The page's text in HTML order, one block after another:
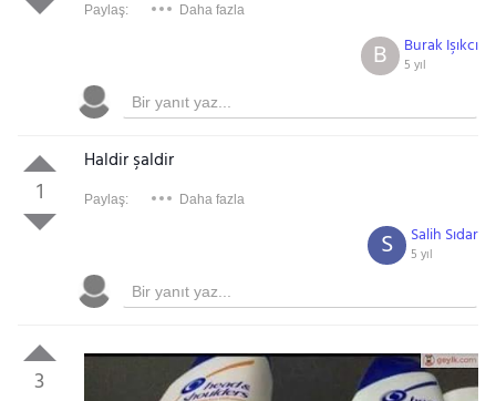
Paylaş: Daha fazla
Burak Işıkcı
5 yıl
B
1
Haldir şaldir
Paylaş: Daha fazla
Salih Sıdar
5 yıl
S
3